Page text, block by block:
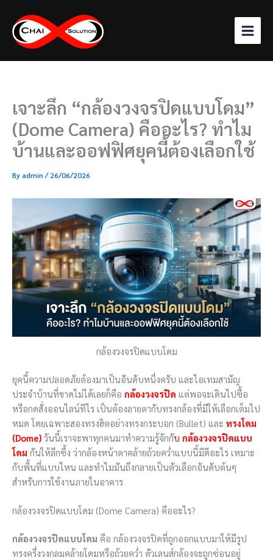
content
เจาะลึก “กล้องวงจรปิดแบบโดม”
(Dome Camera) คืออะไร? ทำไม
บ้านและออฟฟิศยุคนี้ต้องเลือกใช้
Byadmin /26/06/2026
กล้องวงจรปิดแบบโดม
ยุคนี้ความปลอดภัยต้องมาเป็นอันดับหนึ่งครับ และไอเทมสามัญ
ประจำบ้านที่ขาดไม่ได้เลยก็คือ กล้องวงจรปิด แต่พอจะเดินไปซื้อ
หรือกดสั่งออนไลน์ทีไร เป็นต้องลายตากับทรงกล้องที่มีให้เลือกเต็มไป
หมด โดยเฉพาะสองทรงฮิตอย่างทรงกระบอก (Bullet) และ ทรงโดม
(Dome) วันนี้เราจะพาทุกคนมาทำความรู้จักกับ กล้องวงจรปิดแบบ
โดม กันให้ลึกซึ้ง ว่ากล้องหน้าตาคล้ายถ้วยคว่ำแบบนี้มีดีอะไร เหมาะ
กับพื้นที่แบบไหน และทำไมมันถึงกลายเป็นตัวเลือกอันดับต้นๆ
สำหรับการใช้งานภายในอาคาร
กล้องวงจรปิดแบบโดม (Dome Camera) คืออะไร?
กล้องวงจรปิดแบบโดม คือ กล้องวงจรปิดที่ถูกออกแบบมาให้มีรูป
ทรงครึ่งวงกลมคล้ายโดมหรือถ้วยคว่ำ ตัวเลนส์กล้องจะถูกซ่อนอยู่